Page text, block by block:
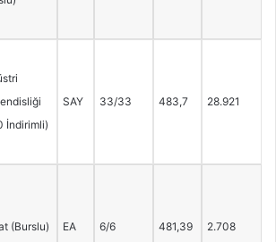
İndirimli)
SAY 33/33 483,7 28.921
(Burslu) EA 6/6 481,39 2.708